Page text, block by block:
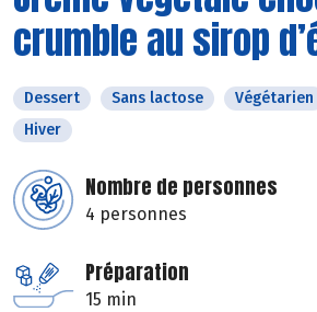
crumble au sirop
Dessert Sans lactose Végétarien
Hiver
Nombre de personnes
4 personnes
Préparation
15 min